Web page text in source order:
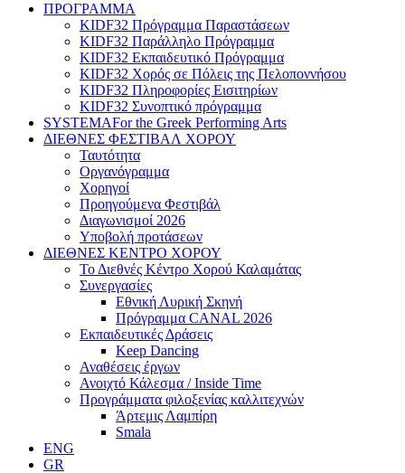
ΠΡΟΓΡΑΜΜΑ
KIDF32 Πρόγραμμα Παραστάσεων
KIDF32 Παράλληλο Πρόγραμμα
KIDF32 Εκπαιδευτικό Πρόγραμμα
KIDF32 Χορός σε Πόλεις της Πελοποννήσου
KIDF32 Πληροφορίες Εισιτηρίων
KIDF32 Συνοπτικό πρόγραμμα
SYSTEMAFor the Greek Performing Arts
ΔΙΕΘΝΕΣ ΦΕΣΤΙΒΑΛ ΧΟΡΟΥ
Ταυτότητα
Οργανόγραμμα
Χορηγοί
Προηγούμενα Φεστιβάλ
Διαγωνισμοί 2026
Υποβολή προτάσεων
ΔΙΕΘΝΕΣ ΚΕΝΤΡΟ ΧΟΡΟΥ
Το Διεθνές Κέντρο Χορού Καλαμάτας
Συνεργασίες
Εθνική Λυρική Σκηνή
Πρόγραμμα CANAL 2026
Εκπαιδευτικές Δράσεις
Keep Dancing
Αναθέσεις έργων
Ανοιχτό Κάλεσμα / Inside Time
Προγράμματα φιλοξενίας καλλιτεχνών
Άρτεμις Λαμπίρη
Smala
ENG
GR